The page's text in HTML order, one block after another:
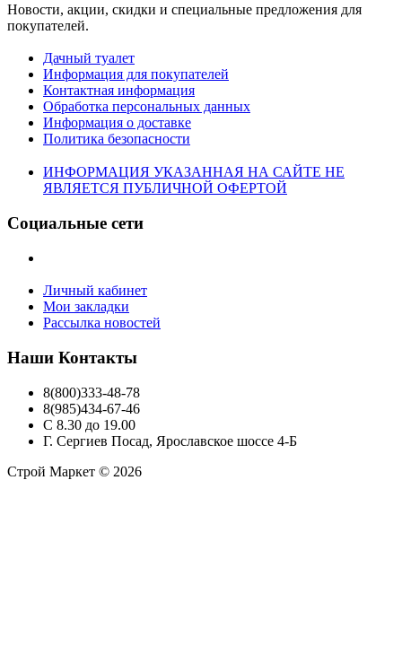
Новости, акции, скидки и специальные предложения для
покупателей.
Дачный туалет
Информация для покупателей
Контактная информация
Обработка персональных данных
Информация о доставке
Политика безопасности
ИНФОРМАЦИЯ УКАЗАННАЯ НА САЙТЕ НЕ
ЯВЛЯЕТСЯ ПУБЛИЧНОЙ ОФЕРТОЙ
Социальные сети
Личный кабинет
Мои закладки
Рассылка новостей
Наши Контакты
8(800)333-48-78
8(985)434-67-46
С 8.30 до 19.00
Г. Сергиев Посад, Ярославское шоссе 4-Б
Строй Маркет © 2026